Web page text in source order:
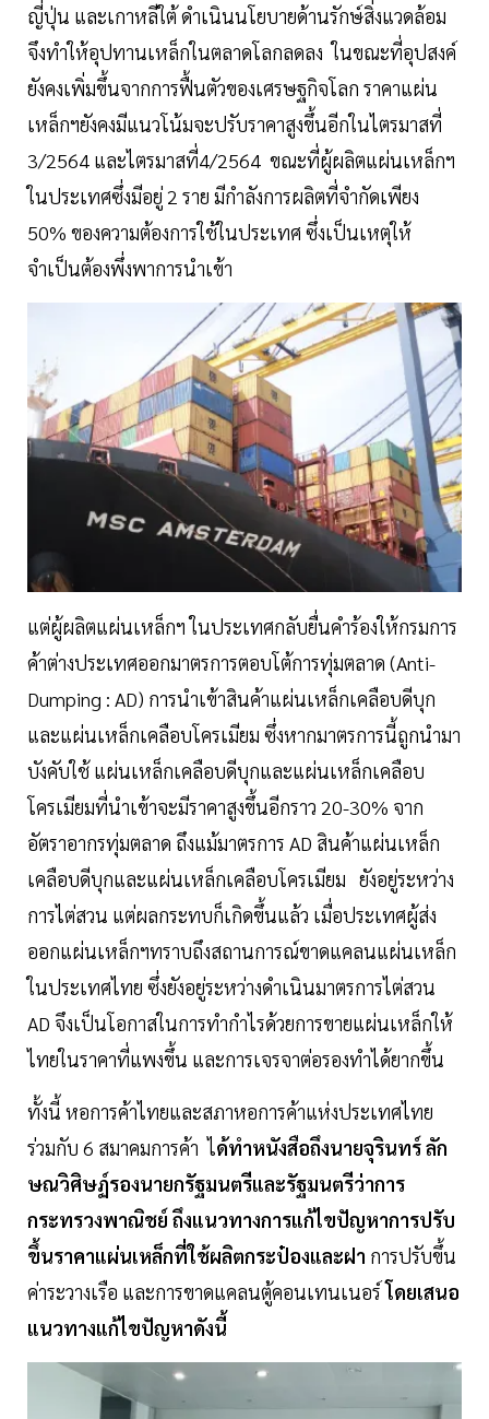
ญี่ปุ่น และเกาหลีใต้ ดำเนินนโยบายด้านรักษ์สิ่งแวดล้อม
จึงทำให้อุปทานเหล็กในตลาดโลกลดลง ในขณะที่อุปสงค์
ยังคงเพิ่มขึ้นจากการฟื้นตัวของเศรษฐกิจโลก ราคาแผ่น
เหล็กฯยังคงมีแนวโน้มจะปรับราคาสูงขึ้นอีกในไตรมาสที่
3/2564 และไตรมาสที่4/2564 ขณะที่ผู้ผลิตแผ่นเหล็กฯ
ในประเทศซึ่งมีอยู่ 2 ราย มีกำลังการผลิตที่จำกัดเพียง
50% ของความต้องการใช้ในประเทศ ซึ่งเป็นเหตุให้
จำเป็นต้องพึ่งพาการนำเข้า
แต่ผู้ผลิตแผ่นเหล็กฯ ในประเทศกลับยื่นคำร้องให้กรมการ
ค้าต่างประเทศออกมาตรการตอบโต้การทุ่มตลาด (Anti-
Dumping : AD) การนำเข้าสินค้าแผ่นเหล็กเคลือบดีบุก
และแผ่นเหล็กเคลือบโครเมียม ซึ่งหากมาตรการนี้ถูกนำมา
บังคับใช้ แผ่นเหล็กเคลือบดีบุกและแผ่นเหล็กเคลือบ
โครเมียมที่นำเข้าจะมีราคาสูงขึ้นอีกราว 20-30% จาก
อัตราอากรทุ่มตลาด ถึงแม้มาตรการ AD สินค้าแผ่นเหล็ก
เคลือบดีบุกและแผ่นเหล็กเคลือบโครเมียม ยังอยู่ระหว่าง
การไต่สวน แต่ผลกระทบก็เกิดขึ้นแล้ว เมื่อประเทศผู้ส่ง
ออกแผ่นเหล็กฯทราบถึงสถานการณ์ขาดแคลนแผ่นเหล็ก
ในประเทศไทย ซึ่งยังอยู่ระหว่างดำเนินมาตรการไต่สวน
AD จึงเป็นโอกาสในการทำกำไรด้วยการขายแผ่นเหล็กให้
ไทยในราคาที่แพงขึ้น และการเจรจาต่อรองทำได้ยากขึ้น
ทั้งนี้ หอการค้าไทยและสภาหอการค้าแห่งประเทศไทย
ร่วมกับ 6 สมาคมการค้า ได้ทำหนังสือถึงนายจุรินทร์ ลัก
ษณวิศิษฏ์รองนายกรัฐมนตรีและรัฐมนตรีว่าการ
กระทรวงพาณิชย์ ถึงแนวทางการแก้ไขปัญหาการปรับ
ขึ้นราคาแผ่นเหล็กที่ใช้ผลิตกระป๋องและฝา การปรับขึ้น
ค่าระวางเรือ และการขาดแคลนตู้คอนเทนเนอร์โดยเสนอ
แนวทางแก้ไขปัญหาดังนี้